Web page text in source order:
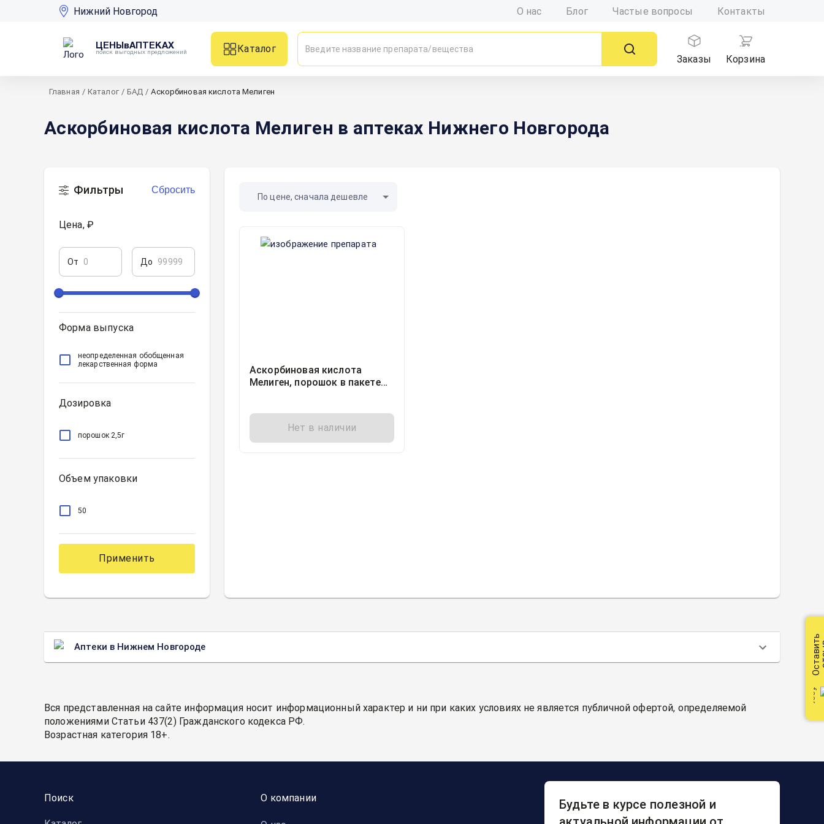
Нижний Новгород О нас Блог Частые вопросы Контакты
ЦЕНЫвАПТЕКАХ
поиск выгодных предложений
Каталог
Заказы
Корзина
Главная / Каталог / БАД / Аскорбиновая кислота Мелиген
Аскорбиновая кислота Мелиген в аптеках Нижнего Новгорода
Фильтры Сбросить
Цена, ₽
От До
Форма выпуска
неопределенная обобщенная
лекарственная форма
Дозировка
порошок 2,5г
Объем упаковки
50
Применить
По цене, сначала дешевле
Аскорбиновая кислота
Мелиген, порошок в пакете
предприятие ЗАО, Россия
Нет в наличии
Аптеки в Нижнем Новгороде
Вся представленная на сайте информация носит информационный характер и ни при каких условиях не является публичной офертой, определяемой
положениями Статьи 437(2) Гражданского кодекса РФ.
Возрастная категория 18+.
Поиск О компании
Будьте в курсе полезной и
Оставить